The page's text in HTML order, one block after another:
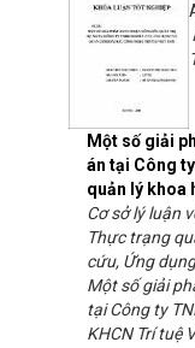
Một số giải
án tại Công
quản lý khoa
Cơ sở lý luận
Thực trạng
cứu, Ứng
Một số giải
tại Công ty
KHCN Trí tuệ